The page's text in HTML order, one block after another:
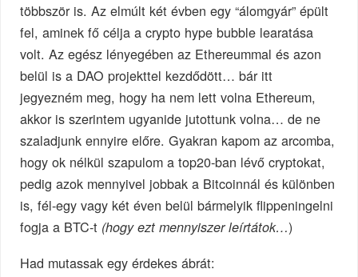
többször is. Az elmúlt két évben egy “álomgyár” épült
fel, aminek fő célja a crypto hype bubble learatása
volt. Az egész lényegében az Ethereummal és azon
belül is a DAO projekttel kezdődött… bár itt
jegyezném meg, hogy ha nem lett volna Ethereum,
akkor is szerintem ugyanide jutottunk volna… de ne
szaladjunk ennyire előre. Gyakran kapom az arcomba,
hogy ok nélkül szapulom a top20-ban lévő cryptokat,
pedig azok mennyivel jobbak a Bitcoinnál és különben
is, fél-egy vagy két éven belül bármelyik flippeningelni
fogja a BTC-t (hogy ezt mennyiszer leírtátok…)
Had mutassak egy érdekes ábrát: